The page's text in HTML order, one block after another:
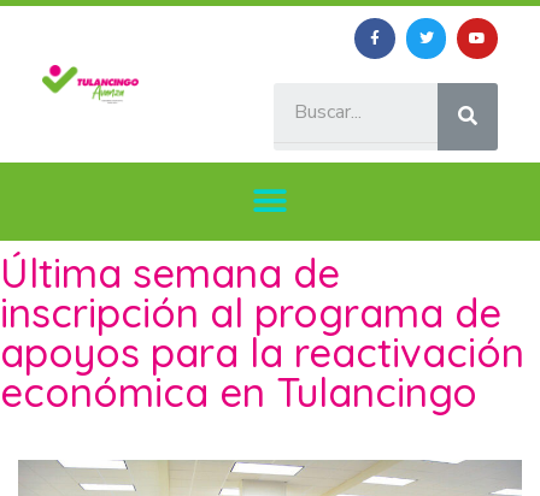
Última semana de
inscripción al programa de
apoyos para la reactivación
económica en Tulancingo